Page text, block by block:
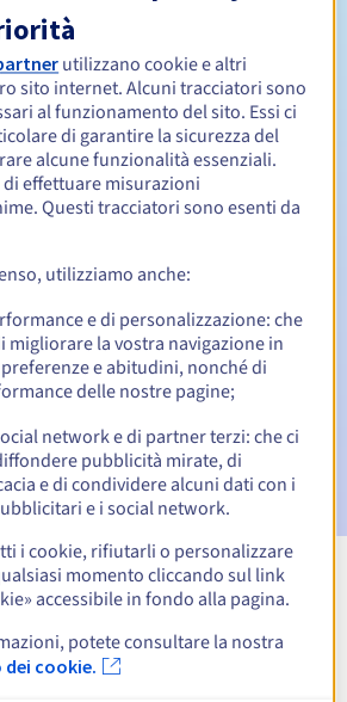
Da 1 a 10 anni
30 giorni
scadenzaper notificare la
di dominio
Grace Periodper notificare la
di dominio
tutte le estensioni
su .video
utilizzano cookie e altri
sito internet. Alcuni tracciatori sono
al funzionamento del sito. Essi ci
di garantire la sicurezza del
alcune funzionalità essenziali.
effettuare misurazioni
Questi tracciatori sono esenti da
utilizziamo anche:
e di personalizzazione: che
migliorare la vostra navigazione in
e abitudini, nonché di
delle nostre pagine;
network e di partner terzi: che ci
pubblicità mirate, di
e di condividere alcuni dati con i
e i social network.
i cookie, rifiutarli o personalizzare
momento cliccando sul link
accessibile in fondo alla pagina.
potete consultare la nostra
cookie.